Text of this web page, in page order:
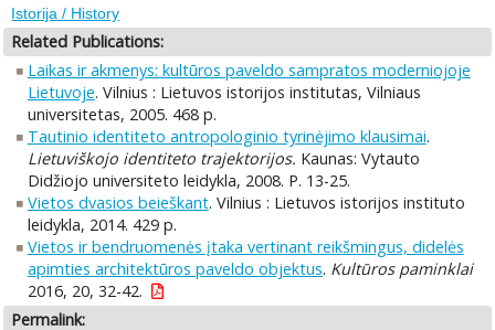
Istorija / History
Related Publications:
Laikas ir akmenys: kultūros paveldo sampratos moderniojoje
Lietuvoje. Vilnius : Lietuvos istorijos institutas, Vilniaus
universitetas, 2005. 468 p.
Tautinio identiteto antropologinio tyrinėjimo klausimai.
Lietuviškojo identiteto trajektorijos. Kaunas: Vytauto
Didžiojo universiteto leidykla, 2008. P. 13-25.
Vietos dvasios beieškant. Vilnius : Lietuvos istorijos instituto
leidykla, 2014. 429 p.
Vietos ir bendruomenės įtaka vertinant reikšmingus, didelės
apimties architektūros paveldo objektus. Kultūros paminklai
2016, 20, 32-42.
Permalink: